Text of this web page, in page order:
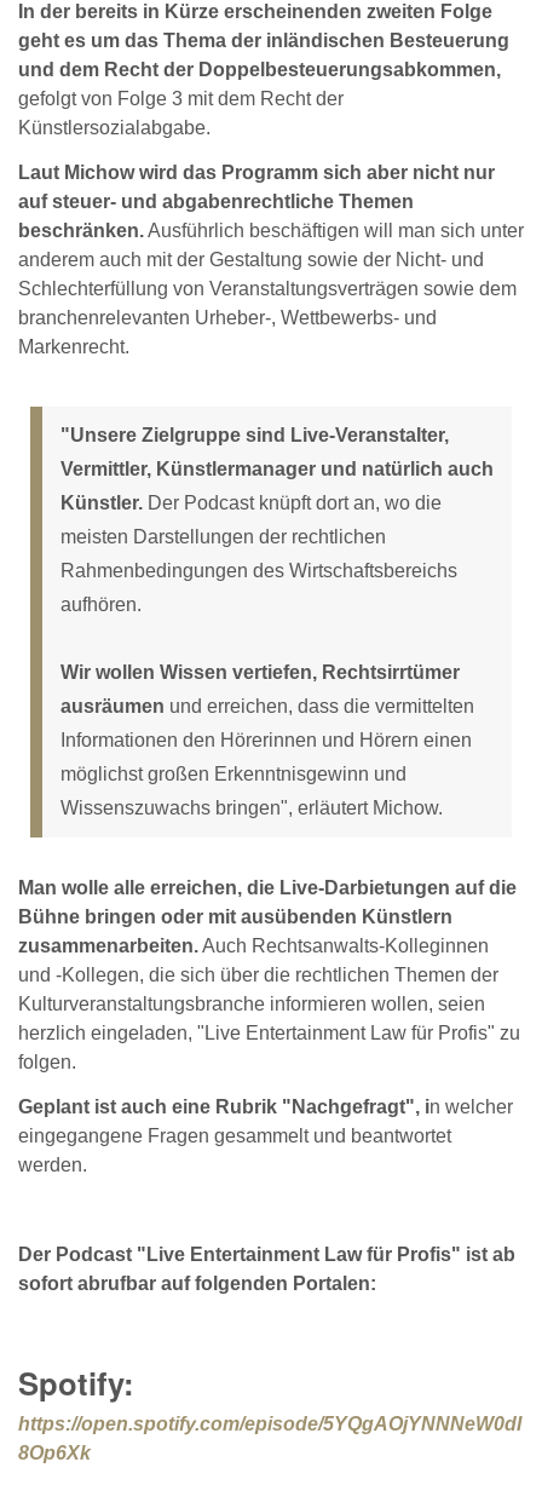
In der bereits in Kürze erscheinenden zweiten Folge
geht es um das Thema der inländischen Besteuerung
und dem Recht der Doppelbesteuerungsabkommen,
gefolgt von Folge 3 mit dem Recht der
Künstlersozialabgabe.
Laut Michow wird das Programm sich aber nicht nur
auf steuer- und abgabenrechtliche Themen
beschränken.Ausführlich beschäftigen will man sich unter
anderem auch mit der Gestaltung sowie der Nicht- und
Schlechterfüllung von Veranstaltungsverträgen sowie dem
branchenrelevanten Urheber-, Wettbewerbs- und
Markenrecht.
"Unsere Zielgruppe sind Live-Veranstalter,
Vermittler, Künstlermanager und natürlich auch
Künstler. Der Podcast knüpft dort an, wo die
meisten Darstellungen der rechtlichen
Rahmenbedingungen des Wirtschaftsbereichs
aufhören.
Wir wollen Wissen vertiefen, Rechtsirrtümer
ausräumen und erreichen, dass die vermittelten
Informationen den Hörerinnen und Hörern einen
möglichst großen Erkenntnisgewinn und
Wissenszuwachs bringen", erläutert Michow.
Man wolle alle erreichen, die Live-Darbietungen auf die
Bühne bringen oder mit ausübenden Künstlern
zusammenarbeiten.Auch Rechtsanwalts-Kolleginnen
und -Kollegen, die sich über die rechtlichen Themen der
Kulturveranstaltungsbranche informieren wollen, seien
herzlich eingeladen, "Live Entertainment Law für Profis" zu
folgen.
Geplant ist auch eine Rubrik "Nachgefragt", in welcher
eingegangene Fragen gesammelt und beantwortet
werden.
Der Podcast "Live Entertainment Law für Profis" ist ab
sofort abrufbar auf folgenden Portalen:
Spotify:
https://open.spotify.com/episode/5YQgAOjYNNNeW0dI
8Op6Xk